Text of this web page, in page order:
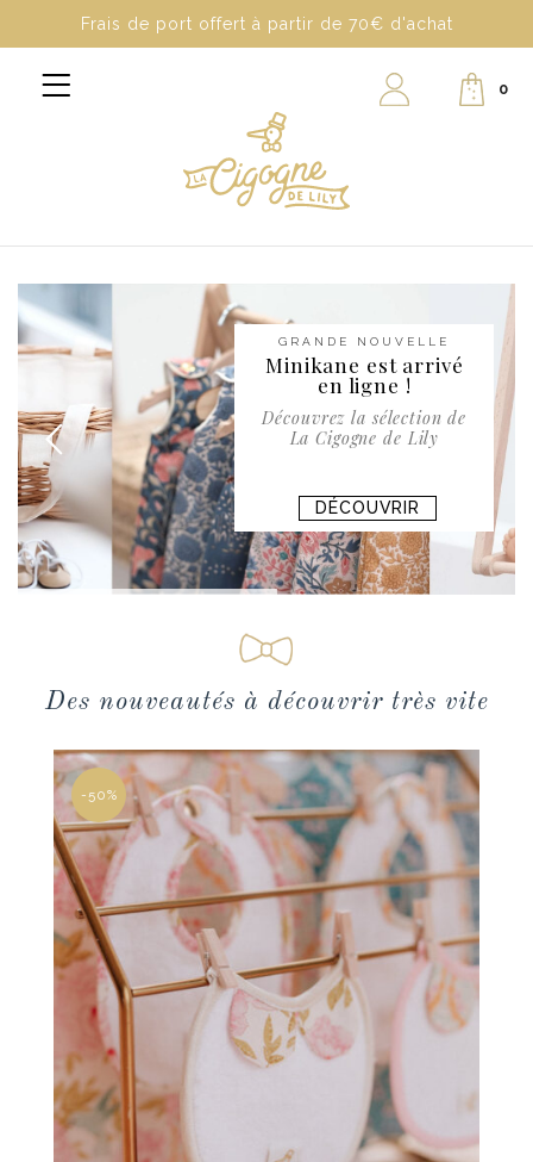
Frais de port offert à partir de 70€ d'achat
0
Minikane est arrivé
en ligne !
GRANDE NOUVELLE
Découvrez la sélection de
La Cigogne de Lily
DÉCOUVRIR
Des nouveautés à découvrir très vite
-50%